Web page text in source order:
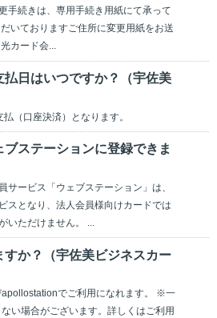
手続きは、専用手続き用紙にて承って
いておりますご住所に変更用紙をお送
カード会...
払日はいつですか？（宇佐美
（口座決済）となります。
ステーションに登録できま
サービス「ウェブステーション」は、
スとなり、法人会員様向けカードでは
いただけません。 ...
すか？（宇佐美ビジネスカー
でご利用になれます。 ※一
い場合がございます。詳しくはご利用